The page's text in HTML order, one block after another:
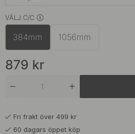
Borstad Svart
Rostfri Look
VÄLJ C/C
384mm 1056mm
879 kr
Fri frakt över 499 kr
60 dagars öppet köp